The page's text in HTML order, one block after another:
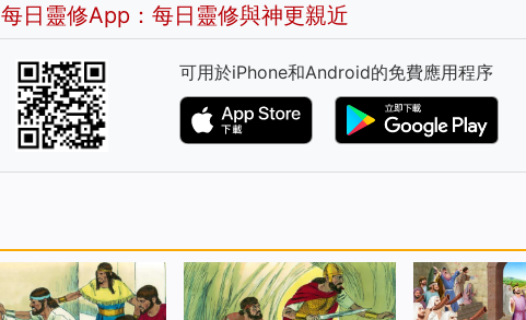
每日靈修App：每日靈修與神更親近
可用於iPhone和Android的免費應用程序